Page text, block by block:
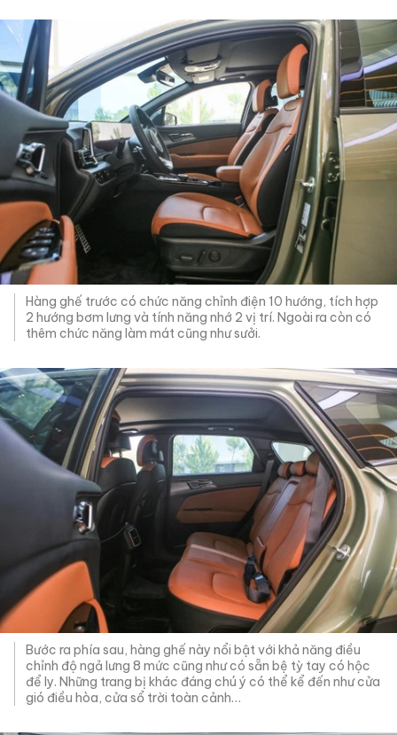
Hàng ghế trước có chức năng chỉnh điện 10 hướng, tích hợp
2 hướng bơm lưng và tính năng nhớ 2 vị trí. Ngoài ra còn có
thêm chức năng làm mát cũng như sưởi.
Bước ra phía sau, hàng ghế này nổi bật với khả năng điều
chỉnh độ ngả lưng 8 mức cũng như có sẵn bệ tỳ tay có hộc
để ly. Những trang bị khác đáng chú ý có thể kể đến như cửa
gió điều hòa, cửa sổ trời toàn cảnh…